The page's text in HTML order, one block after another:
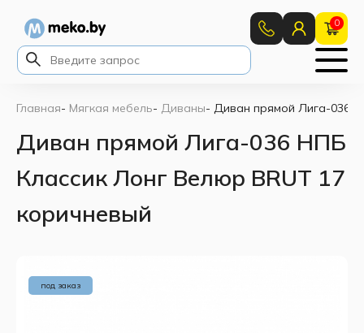
0
Главная- Мягкая мебель- Диваны- Диван прямой Лига-036
Диван прямой Лига-036 НПБ
Классик Лонг Велюр BRUT 17
коричневый
под заказ